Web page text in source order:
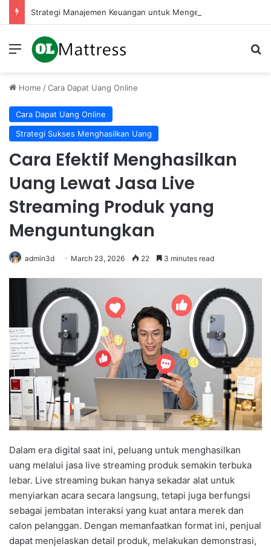
Menu
Home /Cara Dapat Uang Online
Cara Dapat Uang Online
Strategi Sukses Menghasilkan Uang
Cara Efektif Menghasilkan
Uang Lewat Jasa Live
Streaming Produk yang
Menguntungkan
admin3d March 23, 2026 22 3 minutes read
Dalam era digital saat ini, peluang untuk menghasilkan
uang melalui jasa live streaming produk semakin terbuka
lebar. Live streaming bukan hanya sekadar alat untuk
menyiarkan acara secara langsung, tetapi juga berfungsi
sebagai jembatan interaksi yang kuat antara merek dan
calon pelanggan. Dengan memanfaatkan format ini, penjual
dapat menjelaskan detail produk, melakukan demonstrasi,